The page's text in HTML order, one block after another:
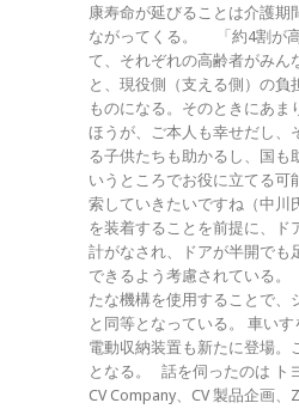
康寿命が延びることは介護期
ながってくる。 「約4割が
て、それぞれの高齢者がみん
と、現役側（支える側）の負
ものになる。そのときにあま
ほうが、ご本人も幸せだし、
る子供たちも助かるし、国も
いうところでお役に立てる可
索していきたいですね（中川
を装着することを前提に、ド
計がなされ、ドアが半開でも
できるよう考慮されている。
たな機構を使用することで、
と同等となっている。 車い
電動収納装置も新たに登場。
となる。 話を伺ったのは ト
CV Company、CV 製品企画、